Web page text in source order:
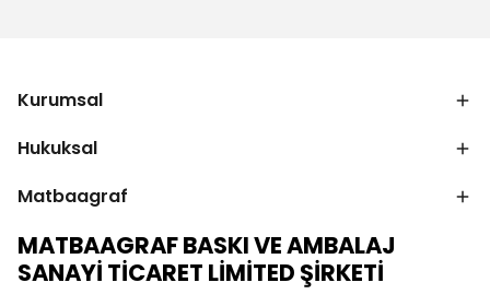
Kurumsal
Hukuksal
Matbaagraf
MATBAAGRAF BASKI VE AMBALAJ
SANAYİ TİCARET LİMİTED ŞİRKETİ